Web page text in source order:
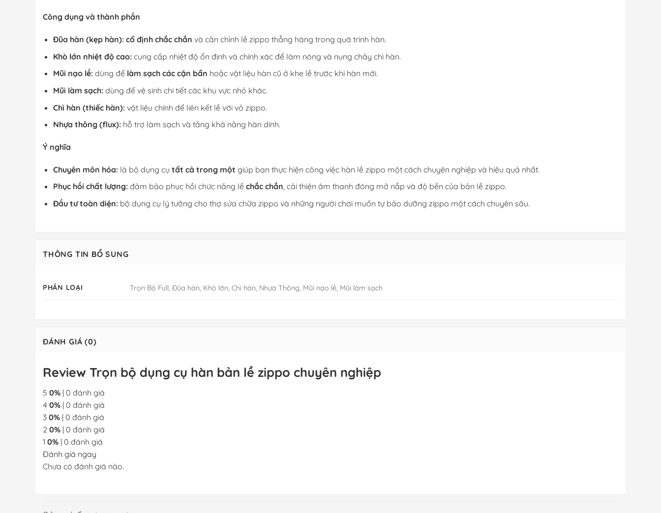
Công dụng và thành phần
Đũa hàn (kẹp hàn): cố định chắc chắn và căn chỉnh lề zippo thẳng hàng trong quá trình hàn.
Khò lớn nhiệt độ cao:cung cấp nhiệt độ ổn định và chính xác để làm nóng và nung chảy chì hàn.
Mũi nạo lề:dùng để làm sạch các cặn bẩn hoặc vật liệu hàn cũ ở khe lề trước khi hàn mới.
Mũi làm sạch:dùng để vệ sinh chi tiết các khu vực nhỏ khác.
Chì hàn (thiếc hàn):vật liệu chính để liên kết lề với vỏ zippo.
Nhựa thông (flux):hỗ trợ làm sạch và tăng khả năng hàn dính.
Ý nghĩa
Chuyên môn hóa:là bộ dụng cụ tất cả trong một giúp bạn thực hiện công việc hàn lề zippo một cách chuyên nghiệp và hiệu quả nhất.
Phục hồi chất lượng:đảm bảo phục hồi chức năng lề chắc chắn, cải thiện âm thanh đóng mở nắp và độ bền của bản lề zippo.
Đầu tư toàn diện:bộ dụng cụ lý tưởng cho thợ sửa chữa zippo và những người chơi muốn tự bảo dưỡng zippo một cách chuyên sâu.
THÔNG TIN BỔ SUNG
PHÂN LOẠI Trọn Bộ Full, Đũa hàn, Khò lớn, Chì hàn, Nhựa Thông, Mũi nạo lề, Mũi làm sạch
ĐÁNH GIÁ (0)
Review Trọn bộ dụng cụ hàn bản lề zippo chuyên nghiệp
5 0% | 0 đánh giá
4 0% | 0 đánh giá
3 0% | 0 đánh giá
2 0% | 0 đánh giá
1 0% | 0 đánh giá
Đánh giá ngay
Chưa có đánh giá nào.